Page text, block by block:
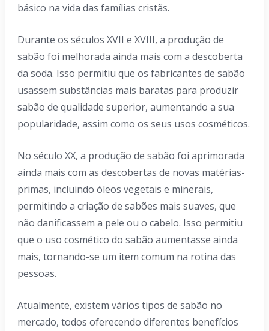
básico na vida das famílias cristãs.
Durante os séculos XVII e XVIII, a produção de
sabão foi melhorada ainda mais com a descoberta
da soda. Isso permitiu que os fabricantes de sabão
usassem substâncias mais baratas para produzir
sabão de qualidade superior, aumentando a sua
popularidade, assim como os seus usos cosméticos.
No século XX, a produção de sabão foi aprimorada
ainda mais com as descobertas de novas matérias-
primas, incluindo óleos vegetais e minerais,
permitindo a criação de sabões mais suaves, que
não danificassem a pele ou o cabelo. Isso permitiu
que o uso cosmético do sabão aumentasse ainda
mais, tornando-se um item comum na rotina das
pessoas.
Atualmente, existem vários tipos de sabão no
mercado, todos oferecendo diferentes benefícios